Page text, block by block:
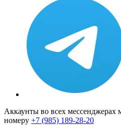
Аккаунты во всех
номеру +7 (985) 189-28-20